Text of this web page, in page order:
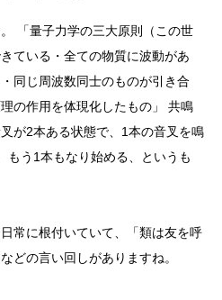
「量子力学の三大原則（この世
ている・全ての物質に波動があ
同じ周波数同士のものが引き合
の作用を体現化したもの」 共鳴
が2本ある状態で、1本の音叉を鳴
もう1本もなり始める、というも
常に根付いていて、「類は友を呼
どの言い回しがありますね。